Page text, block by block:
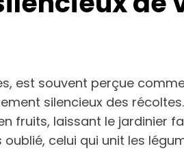
est souvent perçue
silencieux des
fruits, laissant le jardinier
celui qui unit les